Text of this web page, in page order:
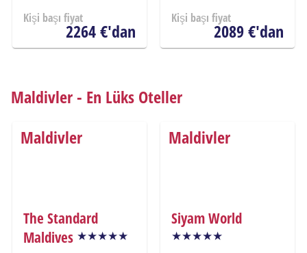
Kişi başı fiyat
2264 €'dan
Kişi başı fiyat
2089 €'dan
Maldivler - En Lüks Oteller
Maldivler
The Standard
Maldives
Maldivler
Siyam World